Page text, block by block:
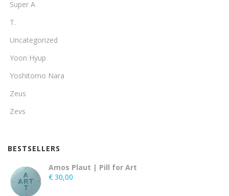
Super A
T.
Uncategorized
Yoon Hyup
Yoshitomo Nara
Zeus
Zevs
BESTSELLERS
Amos Plaut | Pill for Art
€ 30,00